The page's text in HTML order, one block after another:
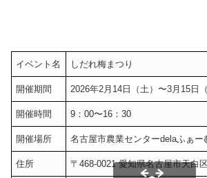
イベント名 しだれ梅まつり
開催期間 2026年2月14日（土）〜3月15日
開催時間 9：00〜16：30
開催場所 名古屋市農業センターdelaふぁー
住所 〒468-0021 愛知県名古屋市天